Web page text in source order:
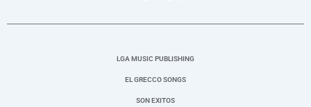
LGA MUSIC PUBLISHING
EL GRECCO SONGS
SON EXITOS